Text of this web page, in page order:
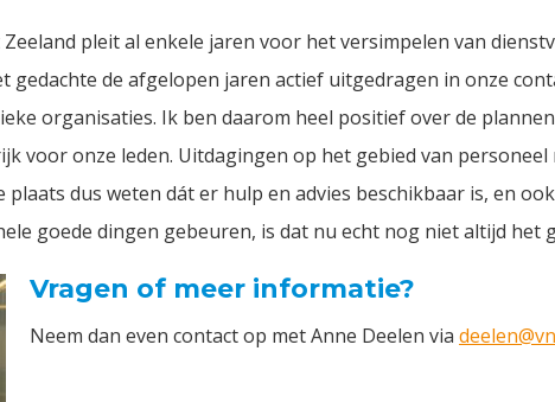
pleit al enkele jaren voor het versimpelen van
gedachte de afgelopen jaren actief uitgedragen in onze
organisaties. Ik ben daarom heel positief over de
voor onze leden. Uitdagingen op het gebied van personeel
plaats dus weten dát er hulp en advies beschikbaar is, en
goede dingen gebeuren, is dat nu echt nog niet altijd het
Vragen of meer informatie?
Neem dan even contact op met Anne Deelen via